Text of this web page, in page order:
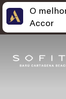
Skip
to
Open
panel
O
Accor